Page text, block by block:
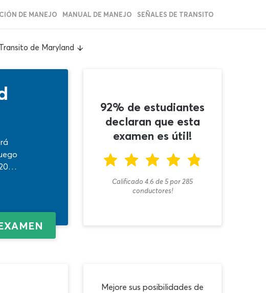
DE MANEJO MANUAL DE MANEJO SEÑALES DE TRANSITO
de Maryland
92% de estudiantes
declaran que esta
examen es útil!
Calificado 4.6 de5 por285
conductores!
Mejore sus posibilidades de